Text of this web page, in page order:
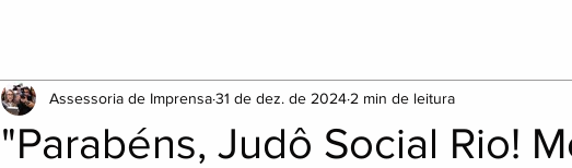
"Parabéns, Judô Social Rio!
Assessoria de Imprensa31 de dez. de 2024 2 min de leitura